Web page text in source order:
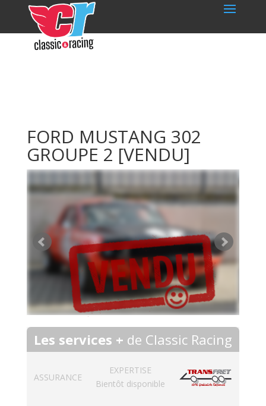
FORD MUSTANG 302
GROUPE 2 [VENDU]
Les services + de Classic Racing
ASSURANCE
EXPERTISE
Bientôt disponible